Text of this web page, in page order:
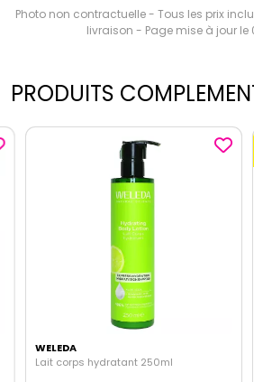
Photo non contractuelle - Tous les prix
livraison - Page mise à jour
PRODUITS
WELEDA
Lait corps hydratant 250ml